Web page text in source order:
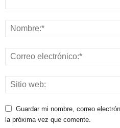
Guardar mi nombre, correo
la próxima vez que comente.